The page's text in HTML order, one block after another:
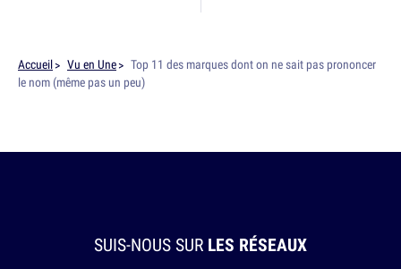
Accueil Vu en Une
Top 11 des marques dont on ne sait pas prononcer
le nom (même pas un peu)
SUIS-NOUS SUR LES RÉSEAUX